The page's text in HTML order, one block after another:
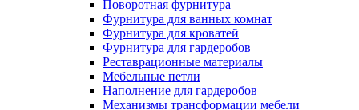
Поворотная фурнитура
Фурнитура для ванных комнат
Фурнитура для кроватей
Фурнитура для гардеробов
Реставрационные материалы
Мебельные петли
Наполнение для гардеробов
Механизмы трансформации мебели